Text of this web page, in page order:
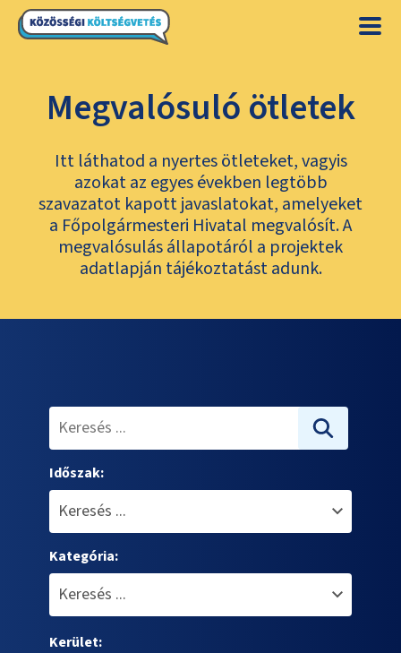
Megvalósuló ötletek
Itt láthatod a nyertes ötleteket, vagyis
azokat az egyes években legtöbb
szavazatot kapott javaslatokat, amelyeket
a Főpolgármesteri Hivatal megvalósít. A
megvalósulás állapotáról a projektek
adatlapján tájékoztatást adunk.
Időszak:
Kategória:
Kerület: